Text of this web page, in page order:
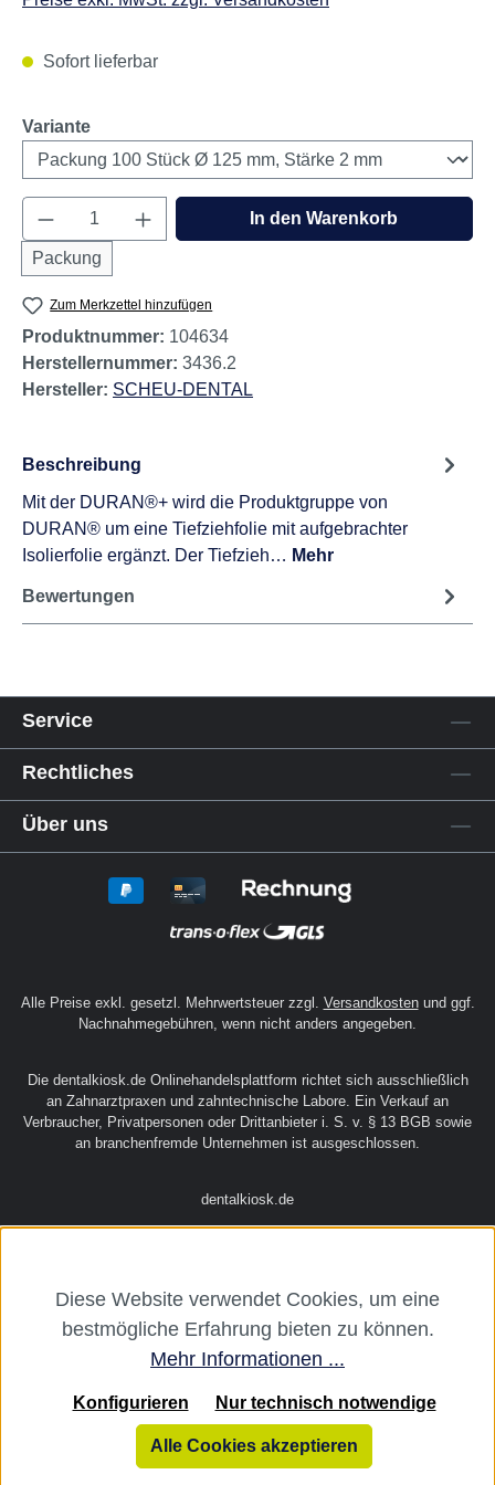
Sofort lieferbar
Varianteauswählen
Produkt Anzahl: Gib den gewünschten
Packung
In den Warenkorb
Zum Merkzettel hinzufügen
Produktnummer: 104634
Herstellernummer: 3436.2
Hersteller: SCHEU-DENTAL
Beschreibung
Mit der DURAN®+ wird die Produktgruppe von
DURAN® um eine Tiefziehfolie mit aufgebrachter
Isolierfolie ergänzt. Der Tiefzieh… Mehr
Bewertungen
Service
Rechtliches
Über uns
Alle Preise exkl. gesetzl. Mehrwertsteuer zzgl. Versandkostenund ggf.
Nachnahmegebühren, wenn nicht anders angegeben.
Die dentalkiosk.de Onlinehandelsplattform richtet sich ausschließlich
an Zahnarztpraxen und zahntechnische Labore. Ein Verkauf an
Verbraucher, Privatpersonen oder Drittanbieter i. S. v. § 13 BGB sowie
an branchenfremde Unternehmen ist ausgeschlossen.
dentalkiosk.de
Diese Website verwendet Cookies, um eine
bestmögliche Erfahrung bieten zu können.
Mehr Informationen ...
Nur technisch notwendige
Konfigurieren
Alle Cookies akzeptieren